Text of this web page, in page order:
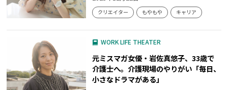
クリエイター もやもや キャリア
WORK LIFE THEATER
元ミスマガ女優・岩佐真悠子、33歳で
介護士へ。介護現場のやりがい「毎日、
小さなドラマがある」